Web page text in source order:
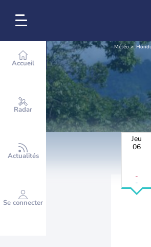
Accueil
Radar
Actualités
Se connecter
Météo
Jeu
06
-
-